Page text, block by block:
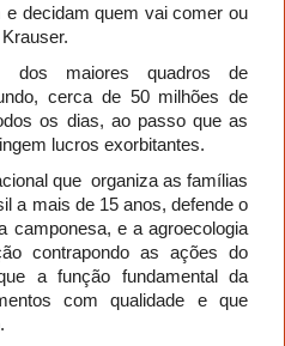
decidam quem vai comer ou
dos maiores quadros de
cerca de 50 milhões de
os dias, ao passo que as
lucros exorbitantes.
que organiza as famílias
a mais de 15 anos, defende o
camponesa, e a agroecologia
contrapondo as ações do
a função fundamental da
com qualidade e que